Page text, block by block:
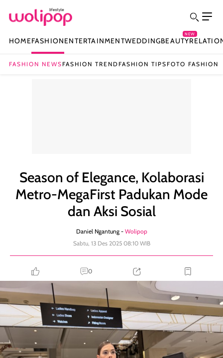
HOMEFASHIONENTERTAINMENTWEDDINGBEAUTY
NEW
FASHION NEWS FASHION TREND FASHION TIPS FOTO FASHION
Season of Elegance, Kolaborasi
Metro-MegaFirst Padukan Mode
dan Aksi Sosial
Daniel Ngantung - Wolipop
Sabtu, 13 Des 2025 08:10 WIB
0